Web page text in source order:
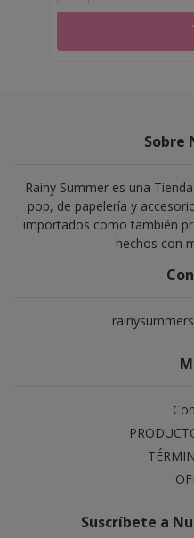
Sobre
Rainy Summer es una
pop, de papelería y
importados como también
hechos con
Suscríbete a